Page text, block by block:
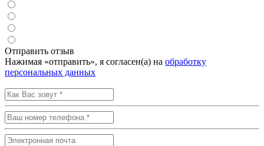
Отправить отзыв
Нажимая «отправить», я согласен(а) на обработку
персональных данных